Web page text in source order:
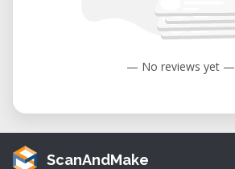
— No reviews yet —
ScanAndMake